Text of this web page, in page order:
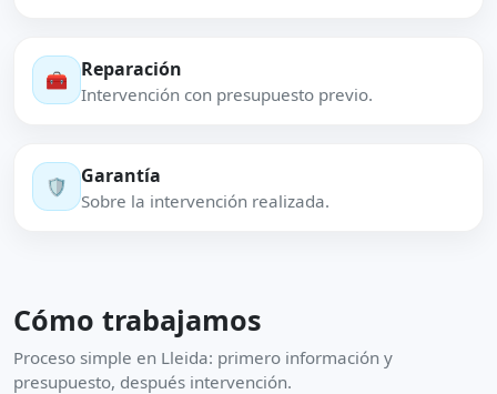
🧰 Reparación
Intervención con presupuesto previo.
🛡️ Garantía
Sobre la intervención realizada.
Cómo trabajamos
Proceso simple en Lleida: primero información y
presupuesto, después intervención.